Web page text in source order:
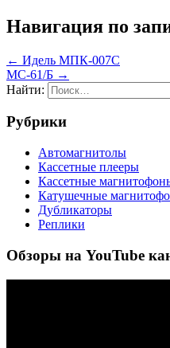
Навигация по
← Идель МПК-007С
МС-61/Б →
Найти:
Рубрики
Автомагнитолы
Кассетные плееры
Кассетные
Катушечные
Дубликаторы
Реплики
Обзоры на YouTube